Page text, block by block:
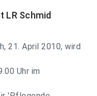
LR Schmid
21. April 2010, wird
Uhr im